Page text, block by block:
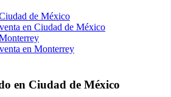
de México
en Ciudad de México
en Monterrey
en Ciudad de México